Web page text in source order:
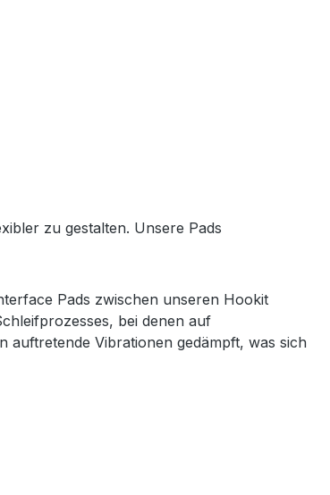
zu gestalten. Unsere Pads
Pads zwischen unseren Hookit
bei denen auf
auftretende Vibrationen gedämpft, was sich